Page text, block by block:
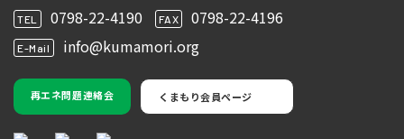
TEL 0798-22-4190 FAX 0798-22-4196
E-Mail info@kumamori.org
再エネ問題連絡会 くまもり会員ページ